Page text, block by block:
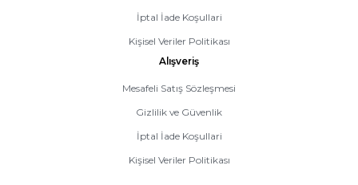
İptal İade Koşullari
Kişisel Veriler Politikası
Alışveriş
Mesafeli Satış Sözleşmesi
Gizlilik ve Güvenlik
İptal İade Koşullari
Kişisel Veriler Politikası